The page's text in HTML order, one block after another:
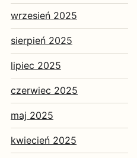
wrzesień 2025
sierpień 2025
lipiec 2025
czerwiec 2025
maj 2025
kwiecień 2025